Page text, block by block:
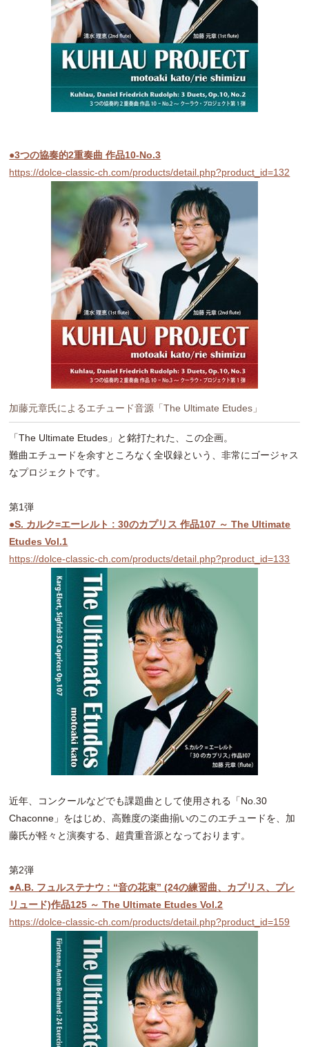
●3つの協奏的2重奏曲 作品10-No.3
https://dolce-classic-ch.com/products/detail.php?product_id=132
加藤元章氏によるエチュード音源「The Ultimate Etudes」
「The Ultimate Etudes」と銘打たれた、この企画。
難曲エチュードを余すところなく全収録という、非常にゴージャス
なプロジェクトです。
第1弾
●S. カルク=エーレルト : 30のカプリス 作品107 ～ The Ultimate
Etudes Vol.1
https://dolce-classic-ch.com/products/detail.php?product_id=133
近年、コンクールなどでも課題曲として使用される「No.30
Chaconne」をはじめ、高難度の楽曲揃いのこのエチュードを、加
藤氏が軽々と演奏する、超貴重音源となっております。
第2弾
●A.B. フュルステナウ : “音の花束” (24の練習曲、カプリス、プレ
リュード)作品125 ～ The Ultimate Etudes Vol.2
https://dolce-classic-ch.com/products/detail.php?product_id=159